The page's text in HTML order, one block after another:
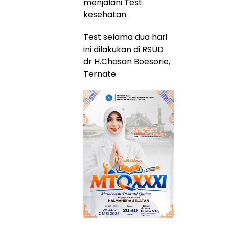
kesehatan.
Test selama dua hari
ini dilakukan di RSUD
dr H.Chasan Boesorie,
Ternate.